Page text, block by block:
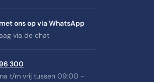
ons op via WhatsApp
via de chat
300
t/m vrij tussen 09:00 -